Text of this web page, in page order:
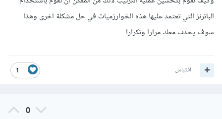
الباترنز التي تعتمد عليها هذه الخوارزميات في حل مشكلة اخرى وهذا
سوف يحدث معك مرارا وتكرارا
1 اقتباس
0